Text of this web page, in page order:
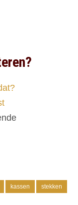
kassen stekken